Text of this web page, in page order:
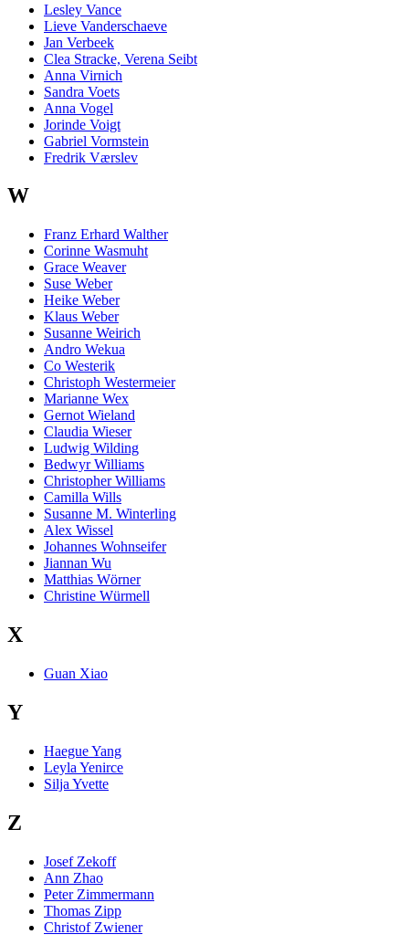
Lesley Vance
Lieve Vanderschaeve
Jan Verbeek
Clea Stracke, Verena Seibt
Anna Virnich
Sandra Voets
Anna Vogel
Jorinde Voigt
Gabriel Vormstein
Fredrik Værslev
W
Franz Erhard Walther
Corinne Wasmuht
Grace Weaver
Suse Weber
Heike Weber
Klaus Weber
Susanne Weirich
Andro Wekua
Co Westerik
Christoph Westermeier
Marianne Wex
Gernot Wieland
Claudia Wieser
Ludwig Wilding
Bedwyr Williams
Christopher Williams
Camilla Wills
Susanne M. Winterling
Alex Wissel
Johannes Wohnseifer
Jiannan Wu
Matthias Wörner
Christine Würmell
X
Guan Xiao
Y
Haegue Yang
Leyla Yenirce
Silja Yvette
Z
Josef Zekoff
Ann Zhao
Peter Zimmermann
Thomas Zipp
Christof Zwiener